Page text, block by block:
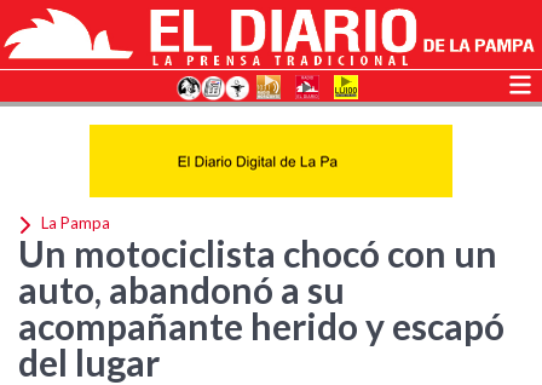
La Pampa
Un motociclista chocó con un
auto, abandonó a su
acompañante herido y escapó
del lugar